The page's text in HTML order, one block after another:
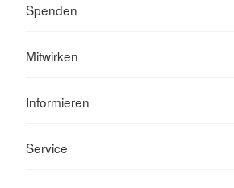
Spenden
Mitwirken
Informieren
Service